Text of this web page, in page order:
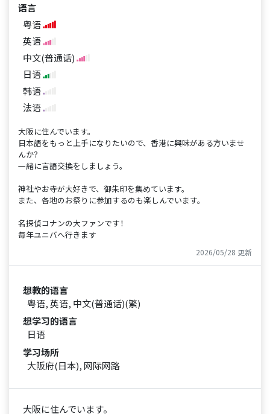
语言
粤语
英语
中文(普通话)
日语
韩语
法语
大阪に住んでいます。
日本語をもっと上手になりたいので、香港に興味がある方いませ
んか？
一緒に言語交換をしましょう。
神社やお寺が大好きで、御朱印を集めています。
また、各地のお祭りに参加するのも楽しんでいます。
名探偵コナンの大ファンです！
毎年ユニバへ行きます
2026/05/28 更新
想教的语言
粤语, 英语, 中文(普通话)(繁)
想学习的语言
日语
学习场所
大阪府(日本), 网际网路
大阪に住んでいます。